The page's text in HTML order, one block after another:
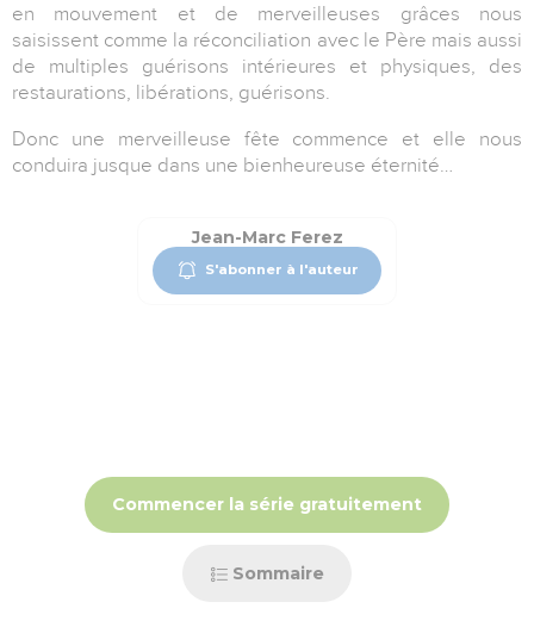
en mouvement et de merveilleuses grâces nous
saisissent comme la réconciliation avec le Père mais aussi
de multiples guérisons intérieures et physiques, des
restaurations, libérations, guérisons.
Donc une merveilleuse fête commence et elle nous
conduira jusque dans une bienheureuse éternité…
Jean-Marc Ferez
S'abonner à l'auteur
Commencer la série gratuitement
Sommaire